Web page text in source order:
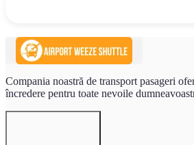
Compania noastră de transport pasageri
încredere pentru toate nevoile